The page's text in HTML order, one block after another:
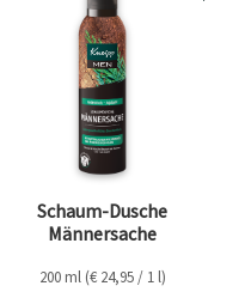
Schaum-Dusche
Männersache
200 ml (€ 24,95 / 1 l)